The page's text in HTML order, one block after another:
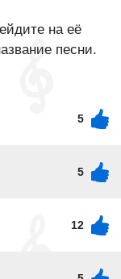
на её
песни.
5
5
12